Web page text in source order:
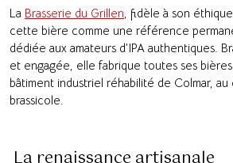
La Brasserie du Grillen , fidèle à son
cette bière comme une référence
dédiée aux amateurs d’IPA authentiques.
et engagée, elle fabrique toutes ses
bâtiment industriel réhabilité de Colmar,
brassicole.